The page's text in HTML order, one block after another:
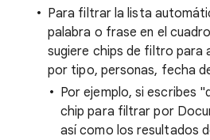
Para filtrar la lista
palabra o frase en el
sugiere chips de filtro para
por tipo, personas, fecha
Por ejemplo, si escribes
chip para filtrar por
así como los resultados